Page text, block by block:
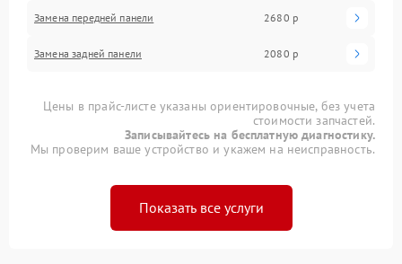
Замена передней панели 2680 р
Замена задней панели 2080 р
Цены в прайс-листе указаны ориентировочные, без учета
стоимости запчастей.
Записывайтесь на бесплатную диагностику.
Мы проверим ваше устройство и укажем на неисправность.
Показать все услуги